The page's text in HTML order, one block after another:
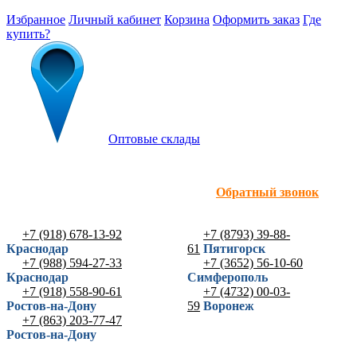
Избранное Личный кабинет Корзина Оформить заказ Где
купить?
Оптовые склады
Обратный звонок
+7 (918) 678-13-92
Краснодар
+7 (988) 594-27-33
Краснодар
+7 (918) 558-90-61
Ростов-на-Дону
+7 (863) 203-77-47
Ростов-на-Дону
+7 (8793) 39-88-
61 Пятигорск
+7 (3652) 56-10-60
Симферополь
+7 (4732) 00-03-
59 Воронеж